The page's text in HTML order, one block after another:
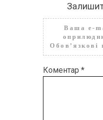
Ваша e-
Обов’язкові
Коментар *